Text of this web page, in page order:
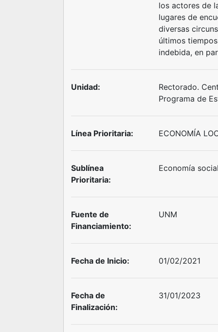
los actores de
lugares de
diversas
últimos
indebida, en
Unidad:
Rectorado.
Programa de
Línea Prioritaria: ECONOMÍA
Sublínea
Prioritaria:
Economía
Fuente de
Financiamiento:
UNM
Fecha de Inicio: 01/02/2021
Fecha de
Finalización:
31/01/2023